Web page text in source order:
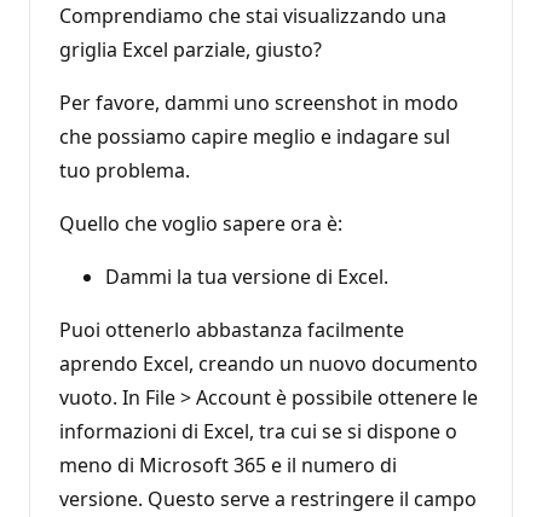
Comprendiamo che stai visualizzando una
griglia Excel parziale, giusto?
Per favore, dammi uno screenshot in modo
che possiamo capire meglio e indagare sul
tuo problema.
Quello che voglio sapere ora è:
Dammi la tua versione di Excel.
Puoi ottenerlo abbastanza facilmente
aprendo Excel, creando un nuovo documento
vuoto. In File > Account è possibile ottenere le
informazioni di Excel, tra cui se si dispone o
meno di Microsoft 365 e il numero di
versione. Questo serve a restringere il campo